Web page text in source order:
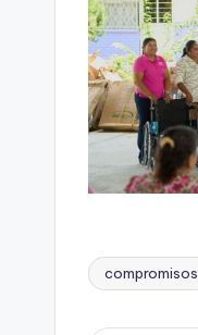
Etiquetas:
compromisos